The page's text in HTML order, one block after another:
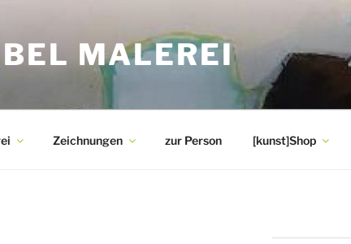
MALEREI
Zeichnungen zur Person [kunst]Shop